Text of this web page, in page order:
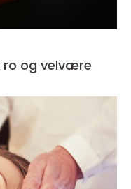
ro og velvære